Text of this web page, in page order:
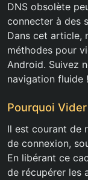
DNS obsolète
connecter à des
Dans cet article,
méthodes pour
Android. Suivez
navigation fluide !
Pourquoi
Il est courant de
de connexion,
En libérant ce
de récupérer les